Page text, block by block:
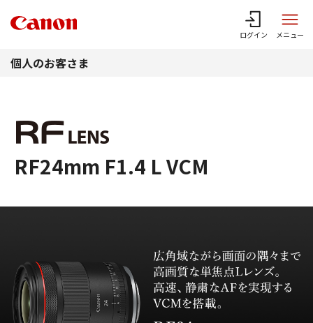
ログイン メニュー
個人のお客さま
RF24mm F1.4 L VCM